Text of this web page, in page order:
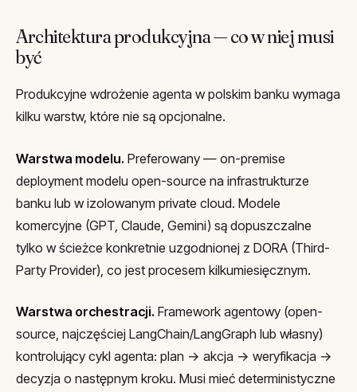
Architektura produkcyjna — co w niej musi
być
Produkcyjne wdrożenie agenta w polskim banku wymaga
kilku warstw, które nie są opcjonalne.
Warstwa modelu. Preferowany — on-premise
deployment modelu open-source na infrastrukturze
banku lub w izolowanym private cloud. Modele
komercyjne (GPT, Claude, Gemini) są dopuszczalne
tylko w ścieżce konkretnie uzgodnionej z DORA (Third-
Party Provider), co jest procesem kilkumiesięcznym.
Warstwa orchestracji. Framework agentowy (open-
source, najczęściej LangChain/LangGraph lub własny)
kontrolujący cykl agenta: plan → akcja → weryfikacja →
decyzja o następnym kroku. Musi mieć deterministyczne